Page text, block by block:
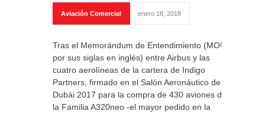
Aviación Comercial enero 18, 2018
Tras el Memorándum de Entendimiento (MOU,
por sus siglas en inglés) entre Airbus y las
cuatro aerolíneas de la cartera de Indigo
Partners, firmado en el Salón Aeronáutico de
Dubái 2017 para la compra de 430 aviones de
la Familia A320neo -el mayor pedido en la